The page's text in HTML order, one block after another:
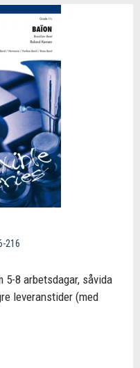
216
5-8 arbetsdagar, såvida
leveranstider (med